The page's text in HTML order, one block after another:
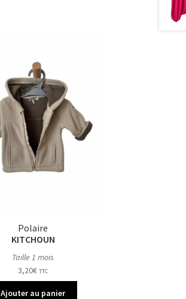
Polaire
KITCHOUN
Taille 1 mois
3,20€ TTC
Ajouter au panier